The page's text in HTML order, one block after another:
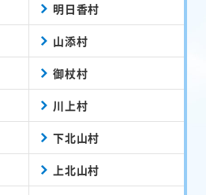
明日香村
山添村
御杖村
川上村
下北山村
上北山村